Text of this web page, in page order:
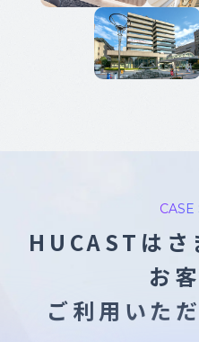
CASE
HUCASTは
お
ご利用いた